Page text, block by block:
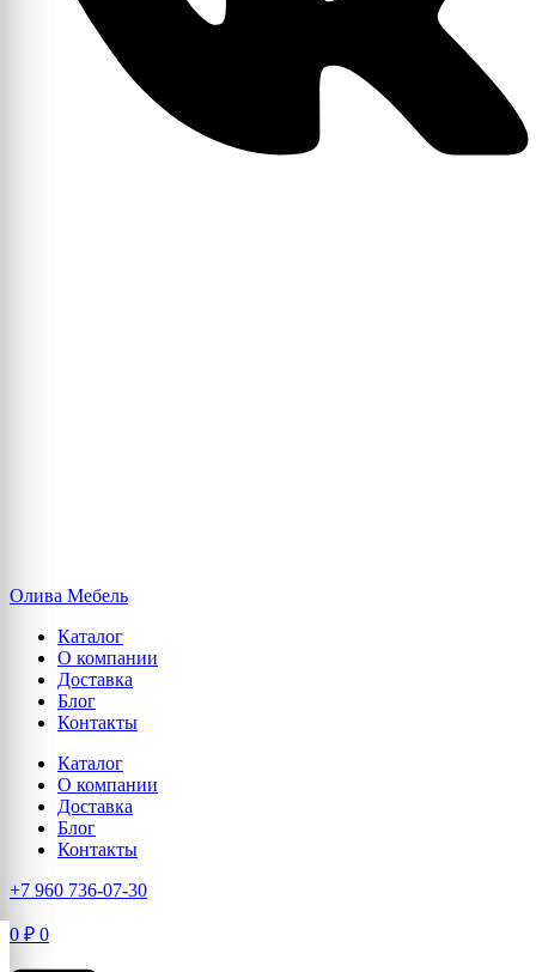
Олива Мебель
Каталог
О компании
Доставка
Блог
Контакты
Каталог
О компании
Доставка
Блог
Контакты
+7 960 736-07-30
0 ₽ 0